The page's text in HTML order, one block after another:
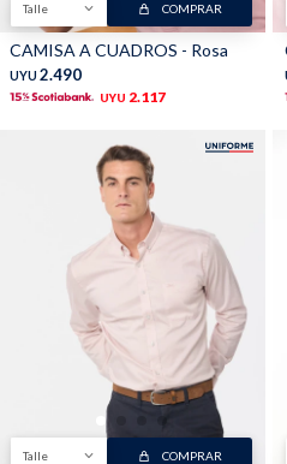
Talle COMPRAR
CAMISA A CUADROS - Rosa
UYU 2.490
UYU 2.117
Talle COMPRAR
Camperas
Canguros